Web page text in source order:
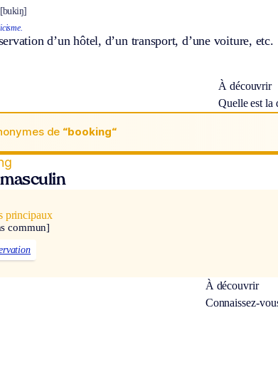
[bukiŋ]
d’un hôtel, d’un transport, d’une voiture, etc.
À découvrir
Quelle est
de “booking“
principaux
commun]
À découvrir
Connaissez-